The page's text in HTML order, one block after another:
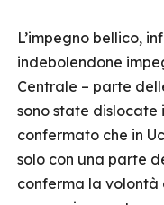
L’impegno bellico,
indebolendone
Centrale – parte
sono state dislocate
confermato che in
solo con una parte
conferma la volontà